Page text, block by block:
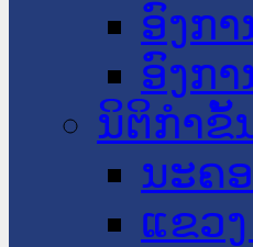
ອົງກ
ອົງກ
ນິຕິກໍາຂັ້
ນະ​ຄ
ແຂວ